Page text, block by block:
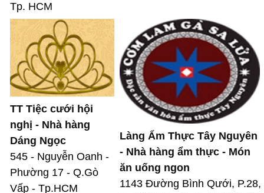
Tp. HCM
TT Tiệc cưới hội
nghị - Nhà hàng
Dáng Ngọc
545 - Nguyễn Oanh -
Phường 17 - Q.Gò
Vấp - Tp.HCM
Làng Ẩm Thực Tây Nguyên
- Nhà hàng ẩm thực - Món
ăn uống ngon
1143 Đường Bình Qưới, P.28,